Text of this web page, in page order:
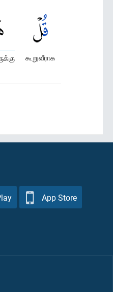
கூறுவீராக
App Store